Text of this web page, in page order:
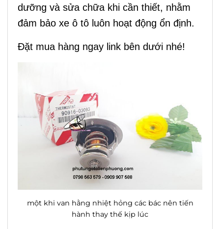
dưỡng và sửa chữa khi cần thiết, nhằm
đảm bảo xe ô tô luôn hoạt động ổn định.
Đặt mua hàng ngay link bên dưới nhé!
một khi van hằng nhiệt hỏng các bác nên tiến
hành thay thế kịp lúc